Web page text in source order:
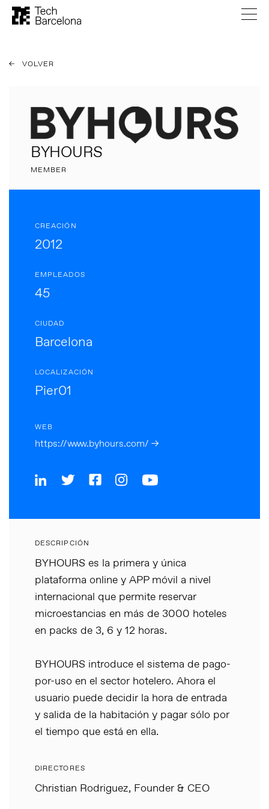
VOLVER
BYHOURS
MEMBER
CREACIÓN
2012
EMPLEADOS
45
CIUDAD
Barcelona
LOCALIZACIÓN
Pier01
WEB
https://www.byhours.com/ →
DESCRIPCIÓN
BYHOURS es la primera y única
plataforma online y APP móvil a nivel
internacional que permite reservar
microestancias en más de 3000 hoteles
en packs de 3, 6 y 12 horas.
BYHOURS introduce el sistema de pago-
por-uso en el sector hotelero. Ahora el
usuario puede decidir la hora de entrada
y salida de la habitación y pagar sólo por
el tiempo que está en ella.
DIRECTORES
Christian Rodriguez, Founder & CEO